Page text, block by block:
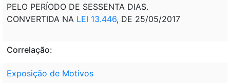
PELO PERÍODO DE SESSENTA DIAS.
CONVERTIDA NA LEI 13.446, DE 25/05/2017
Correlação:
Exposição de Motivos